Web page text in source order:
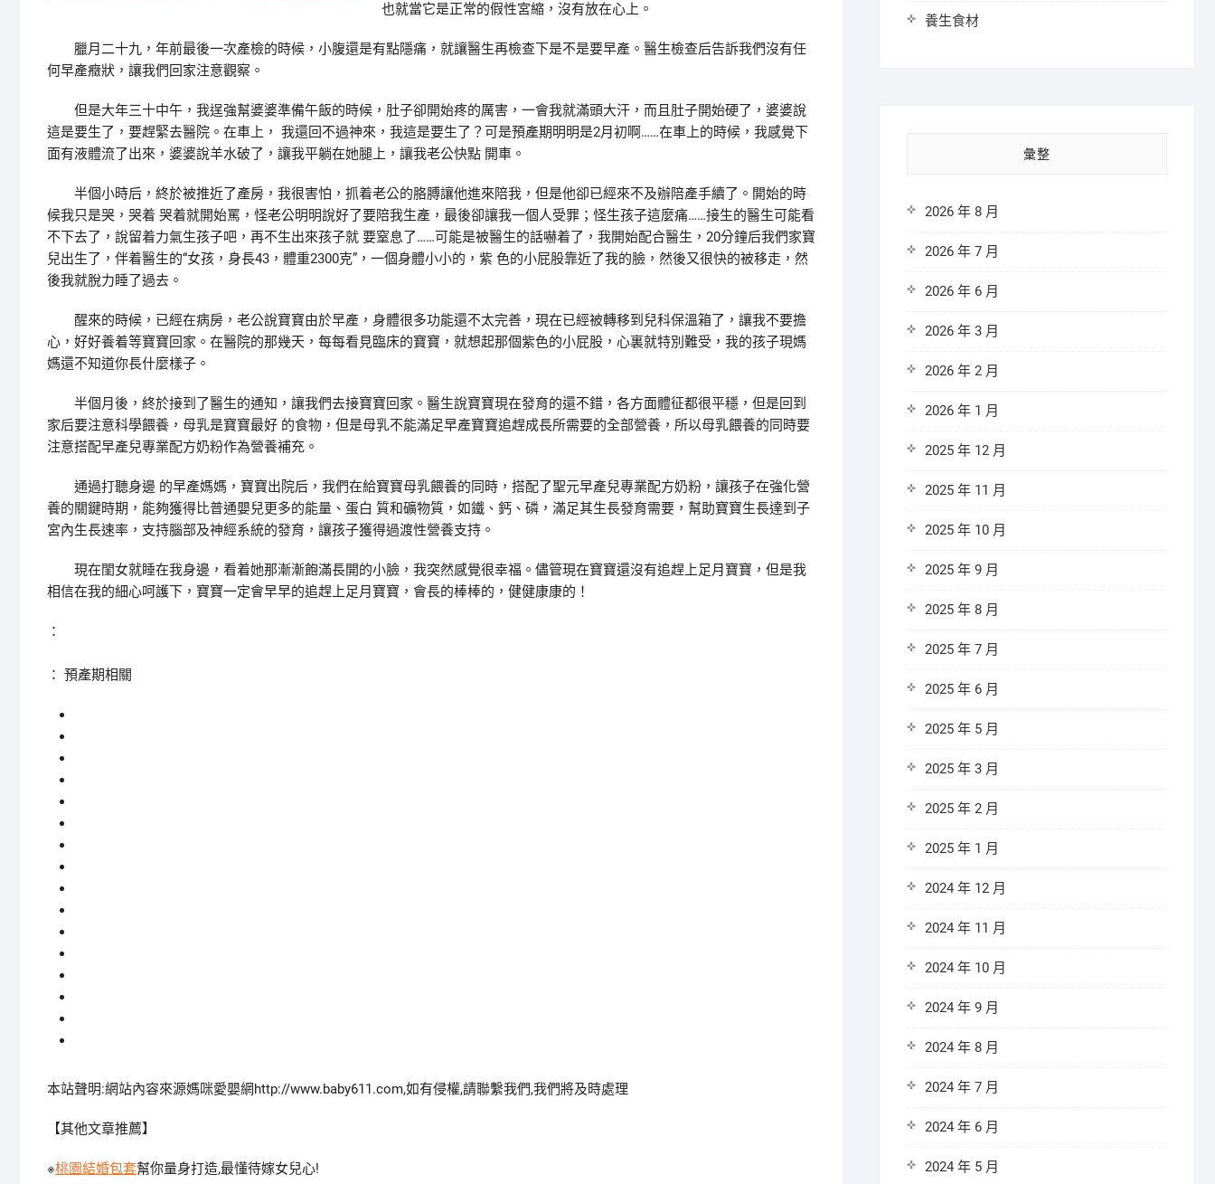
也就當它是正常的假性宮縮，沒有放在心上。
臘月二十九，年前最後一次產檢的時候，小腹還是有點隱痛，就讓醫生再檢查下是不是要早產。醫生檢查后告訴我們沒有任
何早產癥狀，讓我們回家注意觀察。
但是大年三十中午，我逞強幫婆婆準備午飯的時候，肚子卻開始疼的厲害，一會我就滿頭大汗，而且肚子開始硬了，婆婆說
這是要生了，要趕緊去醫院。在車上， 我還回不過神來，我這是要生了？可是預產期明明是2月初啊……在車上的時候，我感覺下
面有液體流了出來，婆婆說羊水破了，讓我平躺在她腿上，讓我老公快點 開車。
半個小時后，終於被推近了產房，我很害怕，抓着老公的胳膊讓他進來陪我，但是他卻已經來不及辦陪產手續了。開始的時
候我只是哭，哭着 哭着就開始罵，怪老公明明說好了要陪我生產，最後卻讓我一個人受罪；怪生孩子這麼痛……接生的醫生可能看
不下去了，說留着力氣生孩子吧，再不生出來孩子就 要窒息了……可能是被醫生的話嚇着了，我開始配合醫生，20分鐘后我們家寶
兒出生了，伴着醫生的“女孩，身長43，體重2300克”，一個身體小小的，紫 色的小屁股靠近了我的臉，然後又很快的被移走，然
後我就脫力睡了過去。
醒來的時候，已經在病房，老公說寶寶由於早產，身體很多功能還不太完善，現在已經被轉移到兒科保溫箱了，讓我不要擔
心，好好養着等寶寶回家。在醫院的那幾天，每每看見臨床的寶寶，就想起那個紫色的小屁股，心裏就特別難受，我的孩子現媽
媽還不知道你長什麼樣子。
半個月後，終於接到了醫生的通知，讓我們去接寶寶回家。醫生說寶寶現在發育的還不錯，各方面體征都很平穩，但是回到
家后要注意科學餵養，母乳是寶寶最好 的食物，但是母乳不能滿足早產寶寶追趕成長所需要的全部營養，所以母乳餵養的同時要
注意搭配早產兒專業配方奶粉作為營養補充。
通過打聽身邊 的早產媽媽，寶寶出院后，我們在給寶寶母乳餵養的同時，搭配了聖元早產兒專業配方奶粉，讓孩子在強化營
養的關鍵時期，能夠獲得比普通嬰兒更多的能量、蛋白 質和礦物質，如鐵、鈣、磷，滿足其生長發育需要，幫助寶寶生長達到子
宮內生長速率，支持腦部及神經系統的發育，讓孩子獲得過渡性營養支持。
現在閨女就睡在我身邊，看着她那漸漸飽滿長開的小臉，我突然感覺很幸福。儘管現在寶寶還沒有追趕上足月寶寶，但是我
相信在我的細心呵護下，寶寶一定會早早的追趕上足月寶寶，會長的棒棒的，健健康康的！
：
： 預產期相關
本站聲明:網站內容來源媽咪愛嬰網http://www.baby611.com,如有侵權,請聯繫我們,我們將及時處理
【其他文章推薦】
※桃園結婚包套幫你量身打造,最懂待嫁女兒心!
養生食材
彙整
2026 年 8 月
2026 年 7 月
2026 年 6 月
2026 年 3 月
2026 年 2 月
2026 年 1 月
2025 年 12 月
2025 年 11 月
2025 年 10 月
2025 年 9 月
2025 年 8 月
2025 年 7 月
2025 年 6 月
2025 年 5 月
2025 年 3 月
2025 年 2 月
2025 年 1 月
2024 年 12 月
2024 年 11 月
2024 年 10 月
2024 年 9 月
2024 年 8 月
2024 年 7 月
2024 年 6 月
2024 年 5 月